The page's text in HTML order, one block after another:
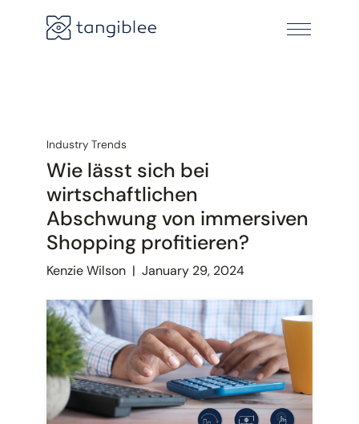
Industry Trends
Wie lässt sich bei
wirtschaftlichen
Abschwung von immersiven
Shopping profitieren?
Kenzie Wilson| January 29, 2024